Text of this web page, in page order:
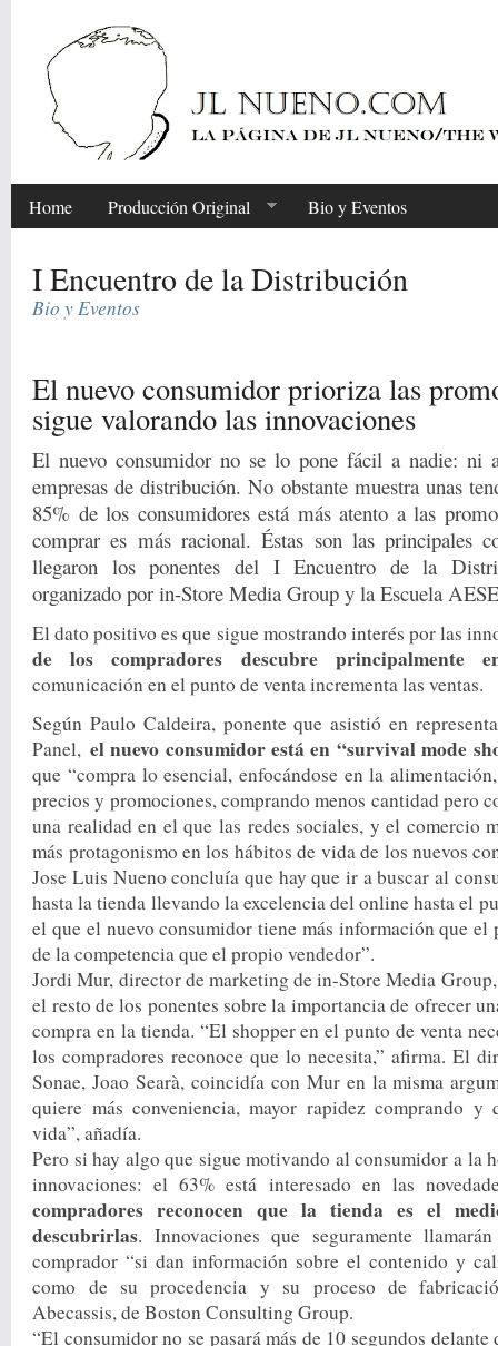
Home Producción Original Bio y Eventos
I Encuentro de la Distribución
Bio y Eventos
El nuevo consumidor prioriza las
sigue valorando las innovaciones
El nuevo consumidor no se lo pone fácil a nadie: ni
empresas de distribución. No obstante muestra unas
85% de los consumidores está más atento a las
comprar es más racional. Éstas son las principales
llegaron los ponentes del I Encuentro de la
organizado por in-Store Media Group y la Escuela
El dato positivo es que sigue mostrando interés por las
de los compradores descubre principalmente
comunicación en el punto de venta incrementa las ventas.
Según Paulo Caldeira, ponente que asistió en
Panel, el nuevo consumidor está en “survival mode
que “compra lo esencial, enfocándose en la
precios y promociones, comprando menos cantidad pero
una realidad en el que las redes sociales, y el comercio
más protagonismo en los hábitos de vida de los nuevos
Jose Luis Nueno concluía que hay que ir a buscar al
hasta la tienda llevando la excelencia del online hasta el
el que el nuevo consumidor tiene más información que el
de la competencia que el propio vendedor”.
Jordi Mur, director de marketing de in-Store Media
el resto de los ponentes sobre la importancia de ofrecer
compra en la tienda. “El shopper en el punto de venta
los compradores reconoce que lo necesita,” afirma. El
Sonae, Joao Searà, coincidía con Mur en la misma
quiere más conveniencia, mayor rapidez comprando
vida”, añadía.
Pero si hay algo que sigue motivando al consumidor a la
innovaciones: el 63% está interesado en las
compradores reconocen que la tienda es el
descubrirlas. Innovaciones que seguramente
comprador “si dan información sobre el contenido y
como de su procedencia y su proceso de
Abecassis, de Boston Consulting Group.
“El consumidor no se pasará más de 10 segundos